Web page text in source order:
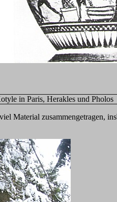
in Paris, Herakles und Pholos
Material zusammengetragen,